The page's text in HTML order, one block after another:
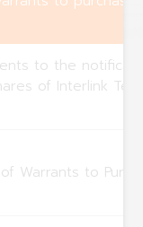
to the
of Interlink
Warrants to